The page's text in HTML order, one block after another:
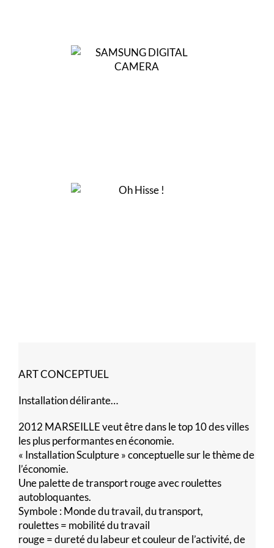
ART CONCEPTUEL
Installation délirante…
2012 MARSEILLE veut être dans le top 10 des villes
les plus performantes en économie.
« Installation Sculpture » conceptuelle sur le thème de
l’économie.
Une palette de transport rouge avec roulettes
autobloquantes.
Symbole : Monde du travail, du transport,
roulettes = mobilité du travail
rouge = dureté du labeur et couleur de l’activité, de